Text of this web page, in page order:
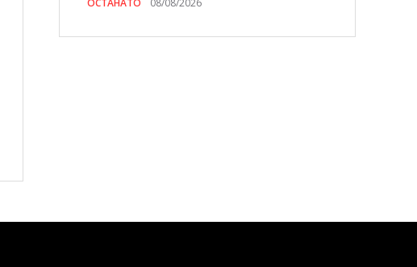
ОСТАНАТО 08/08/2026